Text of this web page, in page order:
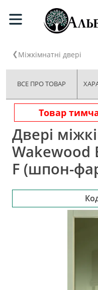
Міжкімнатні двері
ВСЕ ПРО ТОВАР
Товар
Двері
Wakewood
F (шпон-